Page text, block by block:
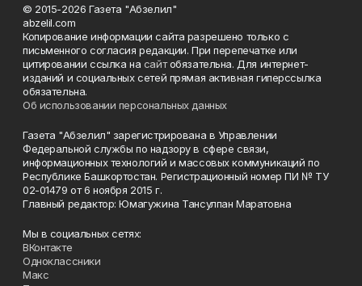
© 2015-2026 Газета "Абзелил"
abzelil.com
Копирование информации сайта разрешено только с
письменного согласия редакции. При перепечатке или
цитировании ссылка на сайтобязательна. Для интернет-
изданий и социальных сетей прямая активная гиперссылка
обязательна.
Об использовании персональных данных
Газета "Абзелил" зарегистрирована в Управлении
Федеральной службы по надзору в сфере связи,
информационных технологий и массовых коммуникаций по
Республике Башкортостан. Регистрационный номер ПИ № ТУ
02-01479 от 6 ноября 2015 г.
Главный редактор: Юмагужина Тансулпан Маратовна
Мы в социальных сетях:
ВКонтакте
Одноклассники
Макс